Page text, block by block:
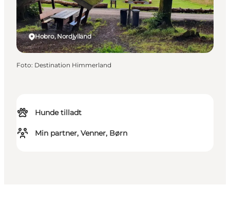
Hunde tilladt
Min partner, Venner, Børn
Hobro, Nordjylland
Foto: Destination Himmerland